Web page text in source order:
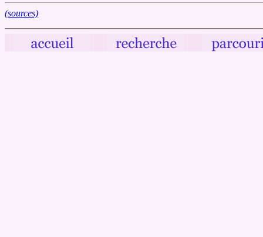
(sources)